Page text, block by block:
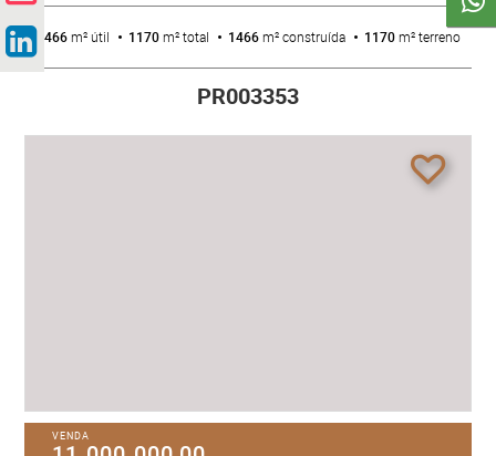
1466m² útil 1170m² total 1466m² construída 1170m² terreno
PR003353
VENDA